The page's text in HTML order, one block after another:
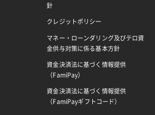
針
クレジットポリシー
マネー・ローンダリング及びテロ資
金供与対策に係る基本方針
資金決済法に基づく情報提供
（FamiPay）
資金決済法に基づく情報提供
（FamiPayギフトコード）